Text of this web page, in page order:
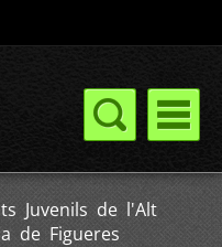
Juvenils de l'Alt
de Figueres